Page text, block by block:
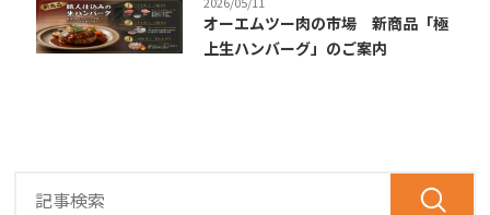
オーエムツー肉の市場 新商品「極
上生ハンバーグ」のご案内